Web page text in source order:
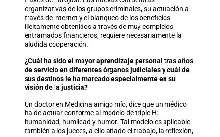
organizativas de los grupos criminales, su actuación a
través de internet y el blanqueo de los beneficios
ilícitamente obtenidos a través de muy complejos
entramados financieros, requiere necesariamente la
aludida cooperación.
¿Cuál ha sido el mayor aprendizaje personal tras años
de servicio en diferentes órganos judiciales y cuál de
sus destinos le ha marcado especialmente en su
visión de la justicia?
Un doctor en Medicina amigo mío, dice que un médico
ha de actuar conforme al modelo de triple H:
humanidad, humildad y humor. Tal modelo es aplicable
también a los jueces, a ello añado el trabajo, la reflexión,